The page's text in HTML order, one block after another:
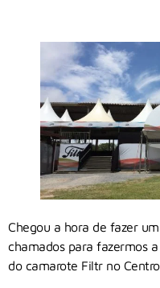
Chegou a hora de fazer
chamados para fazermos
do camarote Filtr no